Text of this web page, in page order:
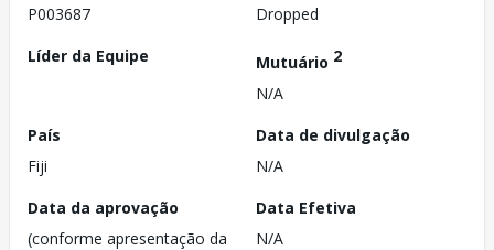
P003687
Dropped
Líder da Equipe
Mutuário 2
N/A
País
Fiji
Data de divulgação
N/A
Data da aprovação
(conforme apresentação da
Data Efetiva
N/A